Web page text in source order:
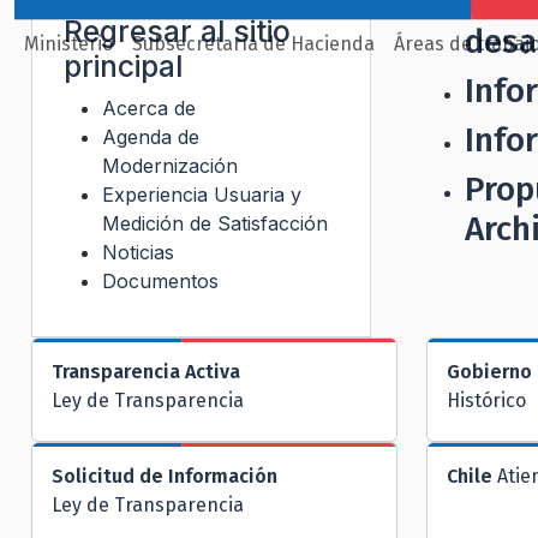
Ministerio Subsecretaría de Hacienda Áreas de
Regresar al sitio
principal
Acerca de
Agenda de
Modernización
Experiencia Usuaria y
Medición de Satisfacción
Noticias
Documentos
Transparencia Activa
Ley de Transparencia
Gobierno
Histórico
Solicitud de Información
Ley de Transparencia
Chile